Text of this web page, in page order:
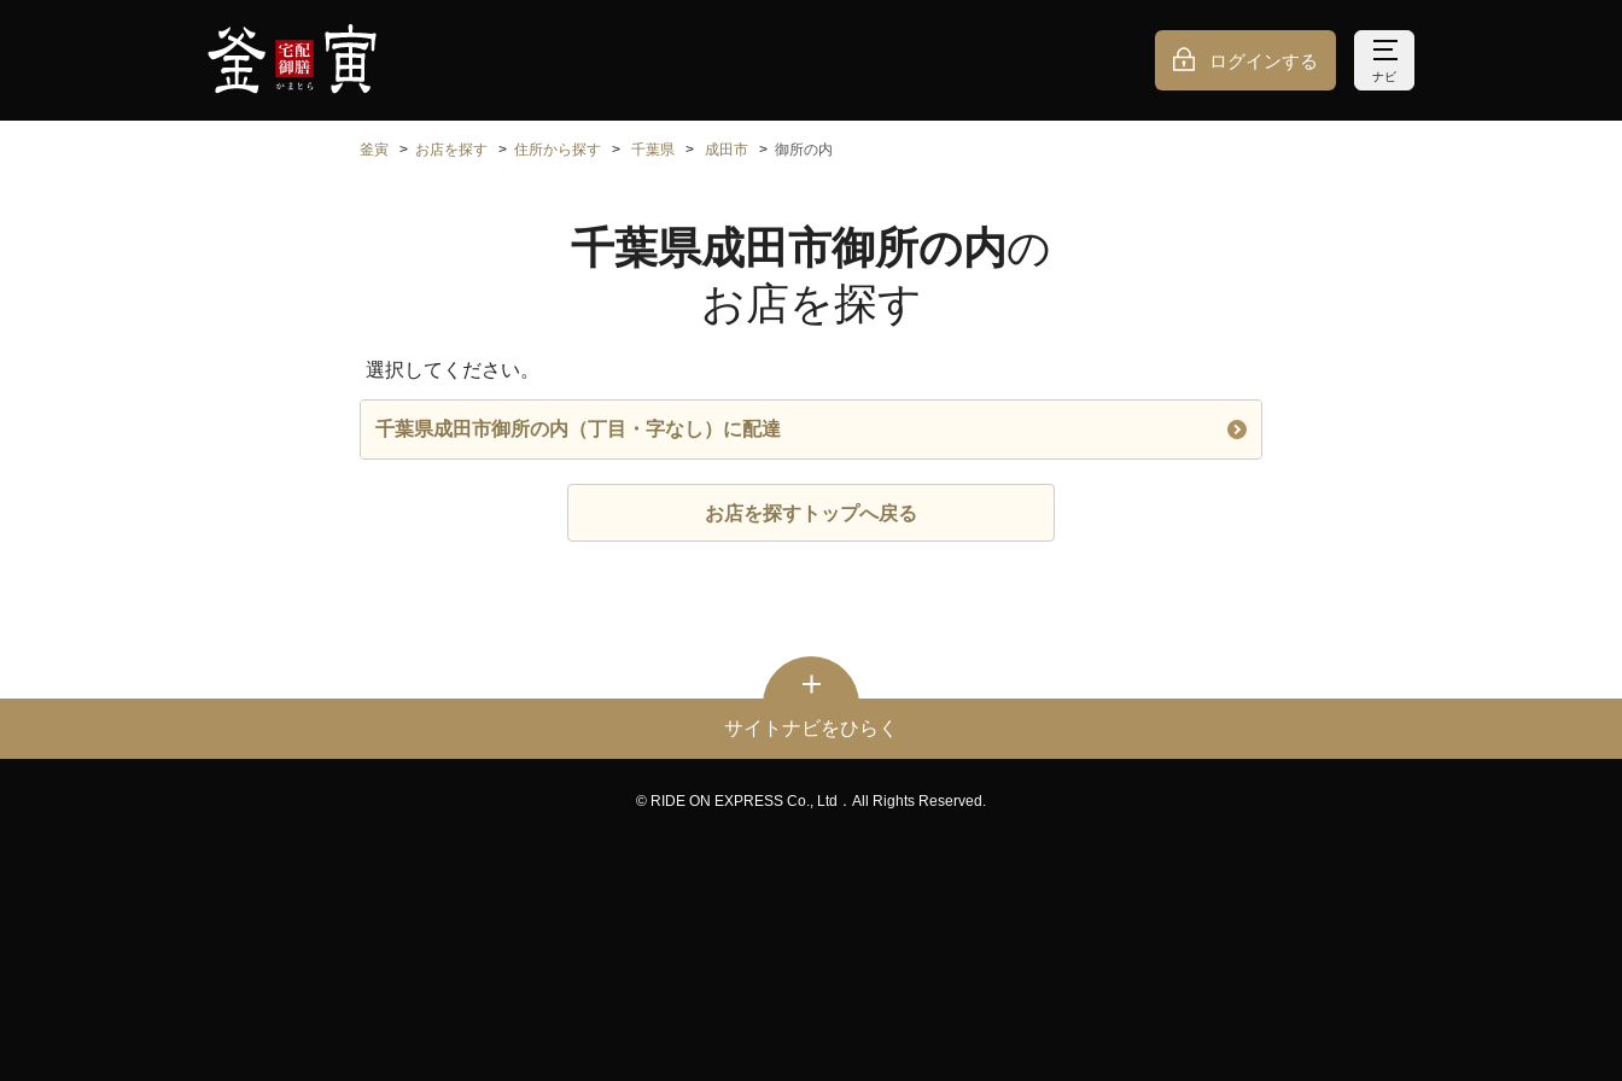
ログインする
ナビ
釜寅 お店を探す 住所から探す 千葉県 成田市 御所の内
千葉県成田市御所の内の
お店を探す
選択してください。
千葉県成田市御所の内（丁目・字なし）に配達
お店を探すトップへ戻る
サイトナビをひらく
© RIDE ON EXPRESS Co., Ltd．All Rights Reserved.